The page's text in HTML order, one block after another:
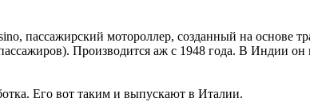
пассажирский мотороллер, созданный на основе
Производится аж с 1948 года. В Индии
Его вот таким и выпускают в Италии.